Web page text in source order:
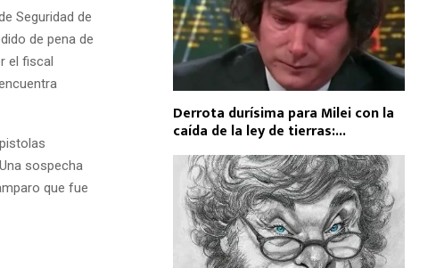
Seguridad de
de pena de
el fiscal
sospecha
que fue
Derrota durísima para Milei con la
caída de la ley de tierras:...